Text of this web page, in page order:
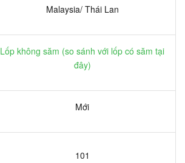
Malaysia/ Thái Lan
Lốp không săm (so sánh với lốp có săm tại
đây)
Mới
101